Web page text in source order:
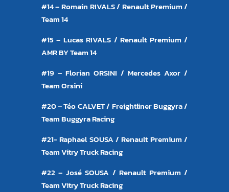
#14 – Romain RIVALS / Renault Premium /
Team 14
#15 – Lucas RIVALS / Renault Premium /
AMR BY Team 14
#19 – Florian ORSINI / Mercedes Axor /
Team Orsini
#20 – Téo CALVET / Freightliner Buggyra /
Team Buggyra Racing
#21- Raphael SOUSA / Renault Premium /
Team Vitry Truck Racing
#22 – José SOUSA / Renault Premium /
Team Vitry Truck Racing